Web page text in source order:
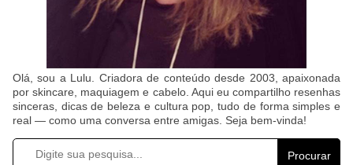
Olá, sou a Lulu. Criadora de conteúdo desde 2003, apaixonada
por skincare, maquiagem e cabelo. Aqui eu compartilho resenhas
sinceras, dicas de beleza e cultura pop, tudo de forma simples e
real — como uma conversa entre amigas. Seja bem-vinda!
Procurar